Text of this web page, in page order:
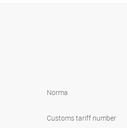
Norma
Customs tariff number